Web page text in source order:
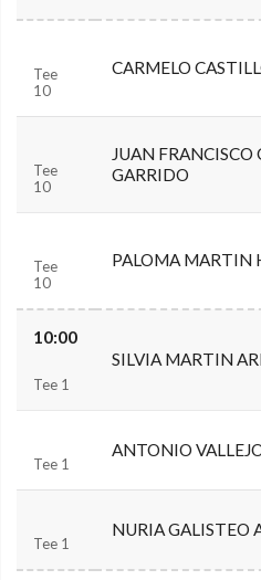
Tee
10
CARMELO
Tee
10
JUAN FRANCISCO
GARRIDO
Tee
10
PALOMA MARTIN
10:00
Tee 1
SILVIA MARTIN
Tee 1
ANTONIO
Tee 1
NURIA GALISTEO